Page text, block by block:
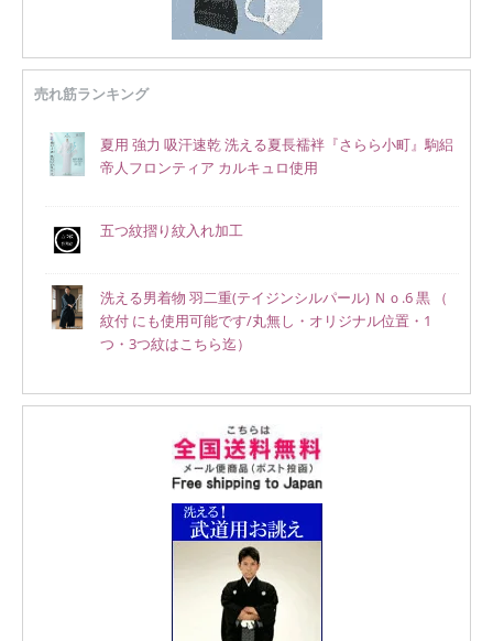
売れ筋ランキング
夏用 強力 吸汗速乾 洗える夏長襦袢『さらら小町』駒絽
帝人フロンティア カルキュロ使用
五つ紋摺り紋入れ加工
洗える男着物 羽二重(テイジンシルパール) Ｎｏ.6 黒 （
紋付 にも使用可能です/丸無し・オリジナル位置・1
つ・3つ紋はこちら迄）